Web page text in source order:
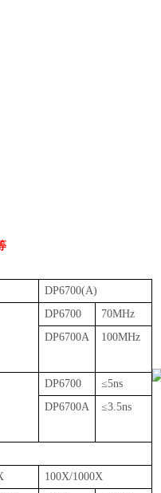
DP6700(A)
DP6700
70MHz
DP6700A
100MHz
DP6700 ≤5ns
DP6700A
≤3.5ns
100X/1000X